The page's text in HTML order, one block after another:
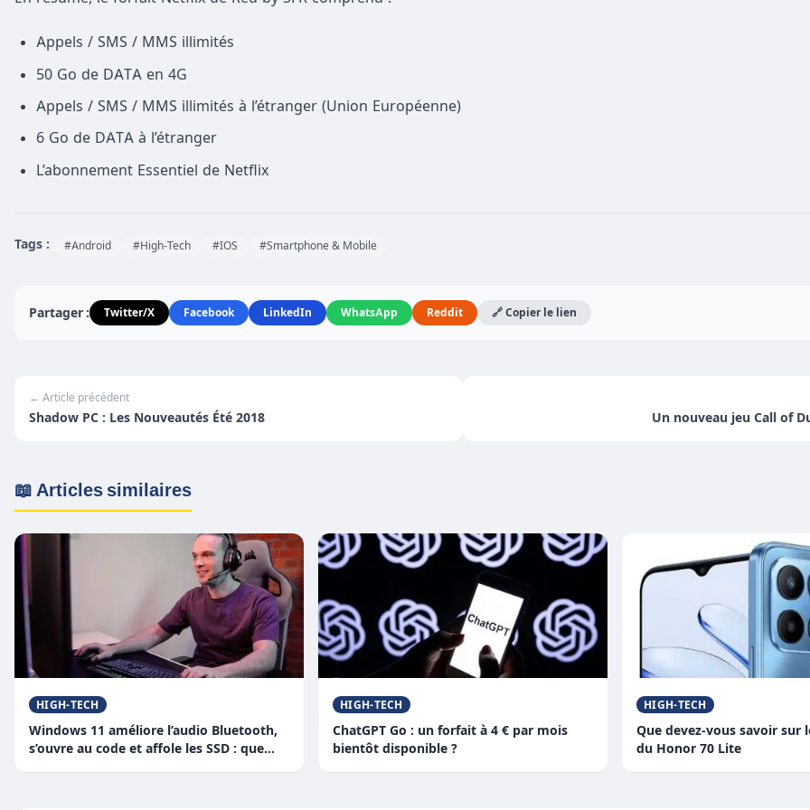
Appels / SMS / MMS illimités
50 Go de DATA en 4G
Appels / SMS / MMS illimités à l’étranger (Union Européenne)
6 Go de DATA à l’étranger
L’abonnement Essentiel de Netflix
Tags : #Android #High-Tech #IOS #Smartphone & Mobile
Partager : Twitter/X Facebook LinkedIn WhatsApp Reddit 🔗 Copier le lien
← Article précédent
Shadow PC : Les Nouveautés Été 2018 Un nouveau jeu Call of
📖 Articles similaires
HIGH-TECH
Windows 11 améliore l’audio Bluetooth,
s’ouvre au code et affole les SSD : que
HIGH-TECH
ChatGPT Go : un forfait à 4 € par mois
bientôt disponible ?
HIGH-TECH
Que devez-vous savoir sur
du Honor 70 Lite